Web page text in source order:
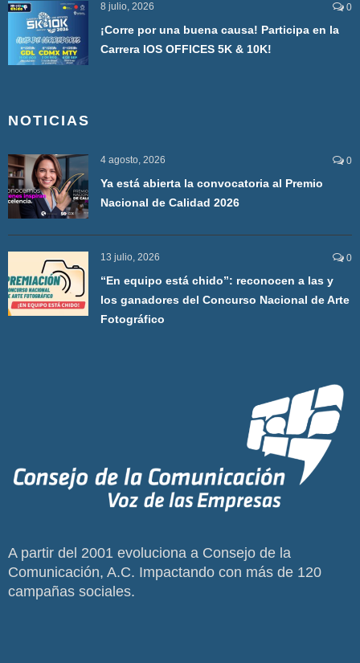
8 julio, 2026 0
¡Corre por una buena causa! Participa en la
Carrera IOS OFFICES 5K & 10K!
NOTICIAS
4 agosto, 2026 0
Ya está abierta la convocatoria al Premio
Nacional de Calidad 2026
13 julio, 2026 0
“En equipo está chido”: reconocen a las y
los ganadores del Concurso Nacional de Arte
Fotográfico
A partir del 2001 evoluciona a Consejo de la
Comunicación, A.C. Impactando con más de 120
campañas sociales.